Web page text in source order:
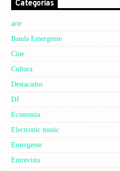
Categorías
arte
Banda Emergente
Cine
Cultura
Destacados
DJ
Economia
Electronic music
Emergente
Entrevista